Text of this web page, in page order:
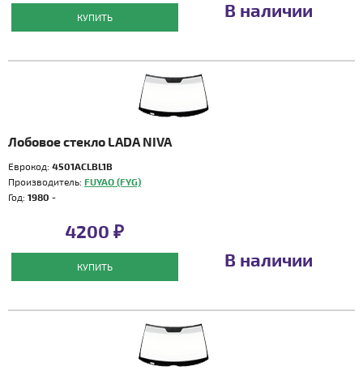
КУПИТЬ В наличии
Лобовое стекло LADA NIVA
Еврокод: 4501ACLBL1B
Производитель: FUYAO (FYG)
Год: 1980 -
4200 ₽
КУПИТЬ В наличии